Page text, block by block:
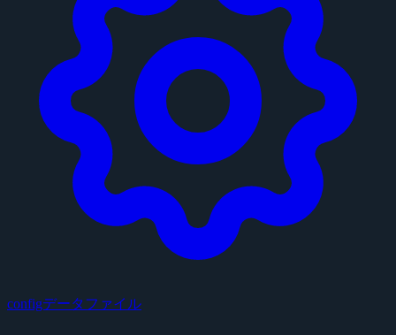
configデータファイル